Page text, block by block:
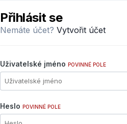
Přihlásit se
Nemáte účet? Vytvořit účet
Uživatelské jméno POVINNÉ POLE
Heslo POVINNÉ POLE